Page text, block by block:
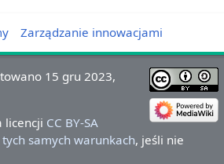
Zarządzanie innowacjami
15 gru 2023,
licencji CC BY-SA
samych warunkach, jeśli nie